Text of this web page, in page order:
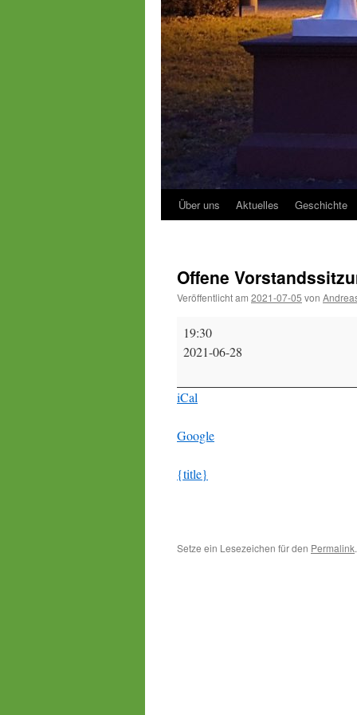
Über uns Aktuelles Geschichte
Offene
Veröffentlicht am 2021-07-05 von
Offene
Vorstandssitzung
19:30
2021-06-28
iCal
Google
{title}
Setze ein Lesezeichen für den Permalink.